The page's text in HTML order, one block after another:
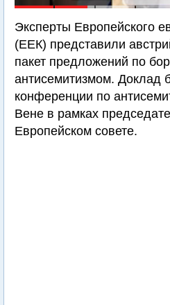
Эксперты Европейского
(ЕЕК) представили
пакет предложений по
антисемитизмом. Доклад
конференции по
Вене в рамках
Европейском совете.